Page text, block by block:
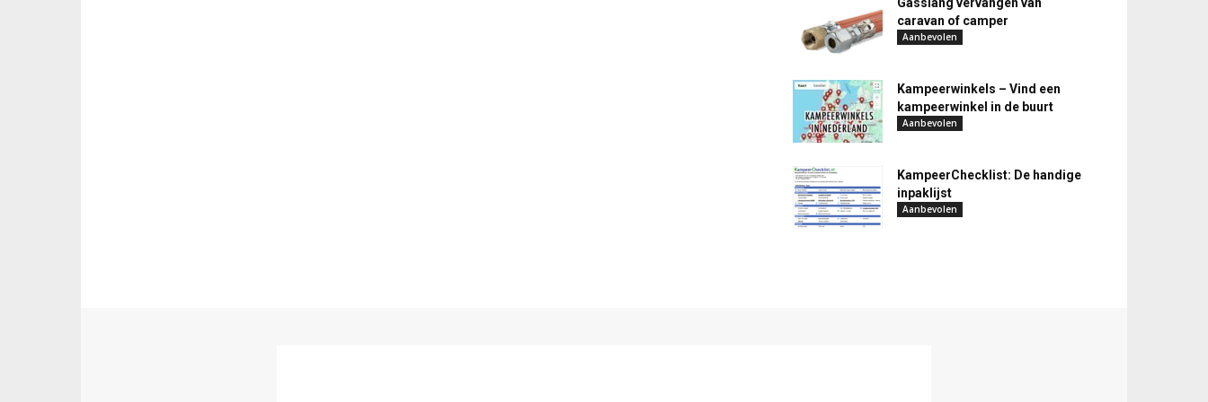
caravan of camper
Aanbevolen
Kampeerwinkels – Vind een
kampeerwinkel in de buurt
Aanbevolen
KampeerChecklist: De handige
inpaklijst
Aanbevolen